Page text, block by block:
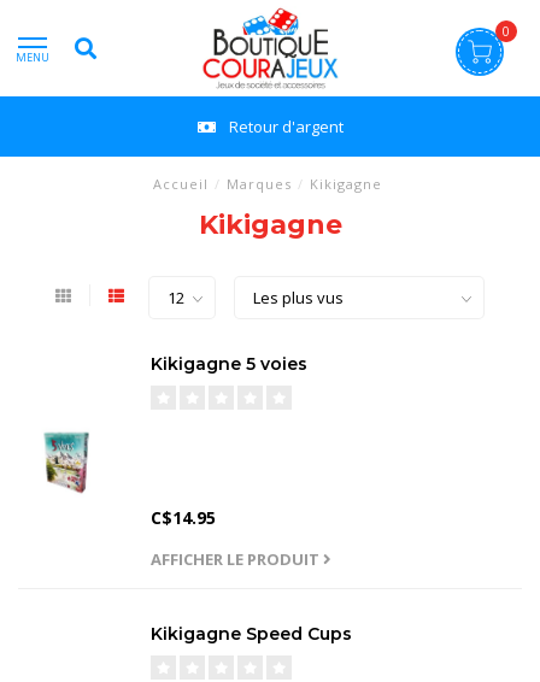
MENU
0
Retour d'argent
Accueil / Marques / Kikigagne
Kikigagne
Kikigagne 5 voies
C$14.95
AFFICHER LE PRODUIT
Kikigagne Speed Cups